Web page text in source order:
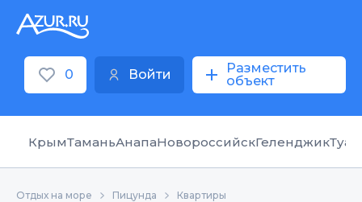
0 Войти
Разместить
объект
КрымТаманьАнапаНовороссийскГеленджик
Отдых на море Пицунда Квартиры